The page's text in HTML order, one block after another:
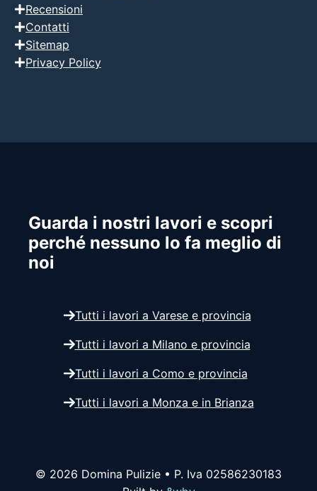
Recensioni
Contatti
Sitemap
Privacy Policy
Guarda i nostri lavori e scopri
perché nessuno lo fa meglio di
noi
Tutti i lavori a Varese e provincia
Tutti i lavori a Milano e provincia
Tutti i lavori a Como e provincia
Tutti i lavori a Monza e in Brianza
© 2026 Domina Pulizie • P. Iva 02586230183